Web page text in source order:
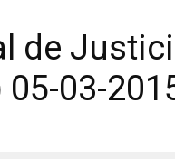
de
03-